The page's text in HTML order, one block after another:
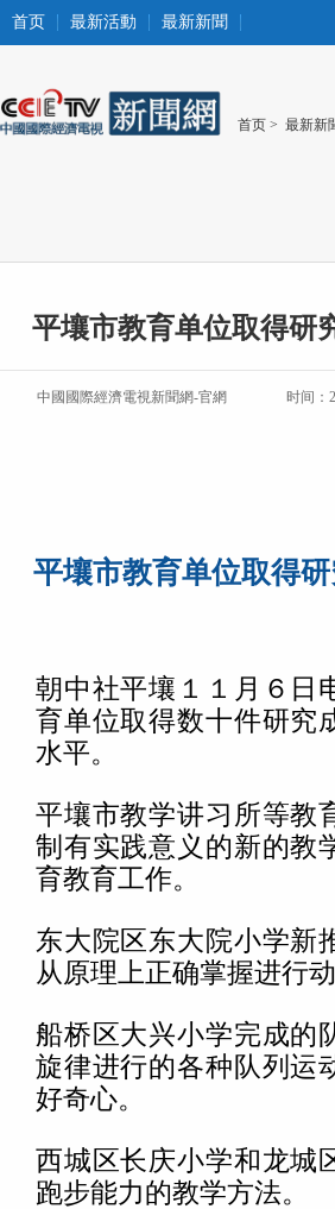
首页 最新活動 最新新聞
首页 > 最新新
平壤市教育单位取得研
中國國際經濟電視新聞網-官網 时间：
平壤市教育单位取得
朝中社平壤１１月６
育单位取得数十件研究
水平。
平壤市教学讲习所等教
制有实践意义的新的教
育教育工作。
东大院区东大院小学新
从原理上正确掌握进行
船桥区大兴小学完成的
旋律进行的各种队列运
好奇心。
西城区长庆小学和龙城
跑步能力的教学方法。